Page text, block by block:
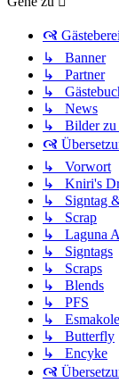
🙧
↳ Banner
↳ Partner
↳
↳ News
↳ Bilder zu
🙧
↳ Vorwort
↳ Kniri's
↳ Signtag
↳ Scrap
↳ Laguna
↳ Signtags
↳ Scraps
↳ Blends
↳ PFS
↳ Esmakole
↳ Butterfly
↳ Encyke
🙧